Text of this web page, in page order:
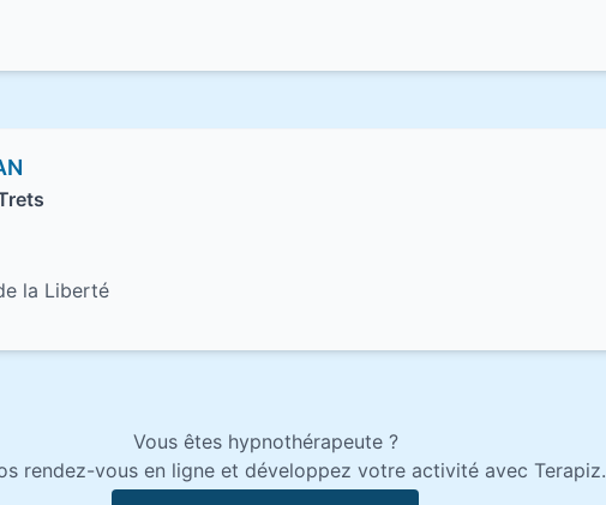
la Liberté
Vous êtes hypnothérapeute ?
rendez-vous en ligne et développez votre activité avec Terapiz.